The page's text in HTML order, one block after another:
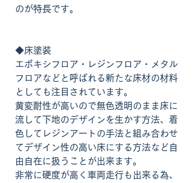
のが特長です。
◆床塗装
エポキシフロア・レジンフロア・メタル
フロアなどと呼ばれる新たな床材の材料
としても注目されています。
黄変耐性が高いので無色透明のまま床に
流して下地のデザインを生かす方法、着
色してレジンアートの手法と組み合わせ
てデザイン性の高い床にする方法など自
由自在に扱うことが出来ます。
非常に硬度が高く車両走行も出来る為、